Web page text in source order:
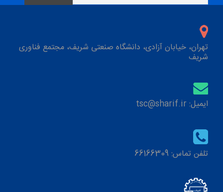
تهران، خیابان آزادی، دانشگاه صنعتی شریف، مجتمع فناوری
شریف
ایمیل: tsc@sharif.ir
تلفن تماس: 66166309